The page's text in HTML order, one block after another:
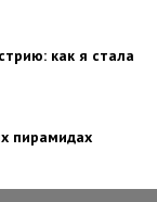
как я стала
пирамидах